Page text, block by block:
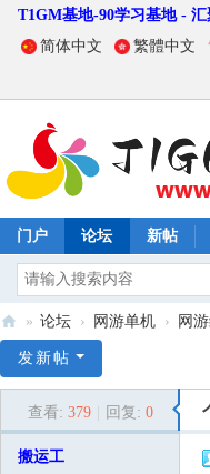
T1GM基地-90学习基地 -
简体中文
繁體中文
门户 论坛 新帖
1
» 论坛 › 网游单机 › 网
发新帖
查看: 379 回复: 0
搬运工